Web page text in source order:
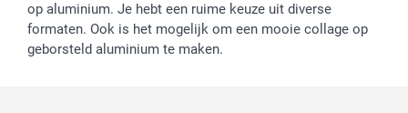
op aluminium. Je hebt een ruime keuze uit diverse
formaten. Ook is het mogelijk om een mooie collage op
geborsteld aluminium te maken.